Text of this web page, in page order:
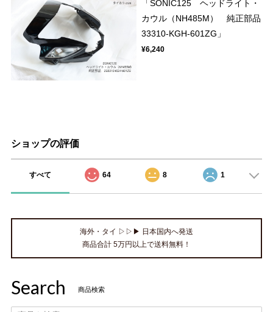
「SONIC125 ヘッドライト・
カウル（NH485M） 純正部品
33310-KGH-601ZG」
¥6,240
ショップの評価
すべて 64 8 1
海外・タイ ▷▷▶ 日本国内へ発送
商品合計 5万円以上で送料無料！
Search 商品検索